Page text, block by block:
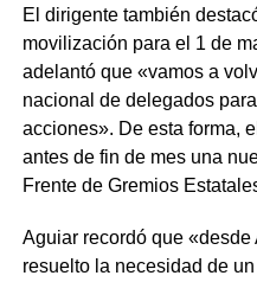
El dirigente también
movilización para el 1 de
adelantó que «vamos a
nacional de delegados
acciones». De esta forma,
antes de fin de mes una
Frente de Gremios
Aguiar recordó que
resuelto la necesidad de